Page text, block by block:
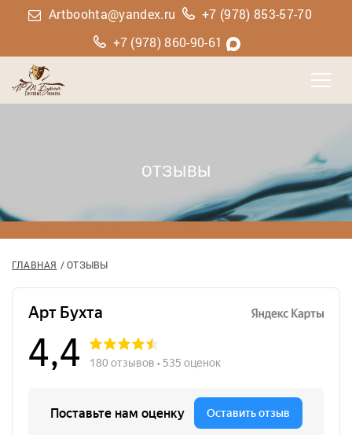
Artboohta@yandex.ru
+7 (978) 853-57-70
+7 (978) 860-90-61
ОТЗЫВЫ
ГЛАВНАЯ ОТЗЫВЫ